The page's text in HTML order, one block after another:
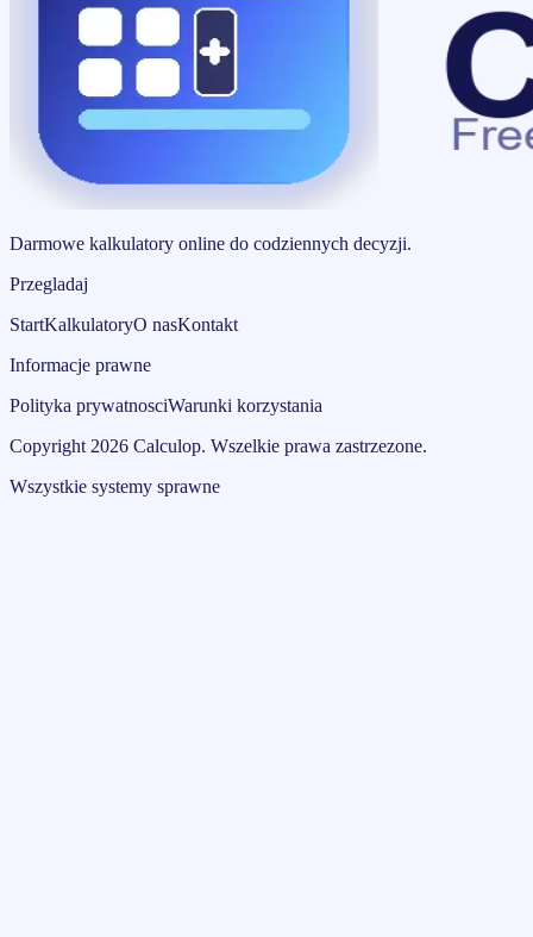
Darmowe kalkulatory online do codziennych decyzji.
Przegladaj
StartKalkulatoryO nasKontakt
Informacje prawne
Polityka prywatnosciWarunki korzystania
Copyright 2026 Calculop. Wszelkie prawa zastrzezone.
Wszystkie systemy sprawne